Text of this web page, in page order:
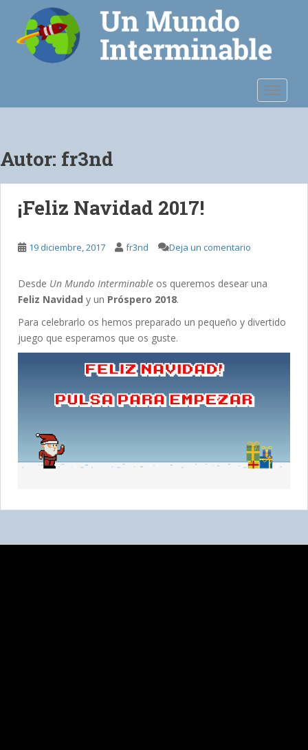
c
o
Autor: fr3nd
¡Feliz Navidad 2017!
19 diciembre, 2017 fr3nd Deja un comentario
Desde Un Mundo Interminable os queremos desear una
Feliz Navidad y un Próspero 2018.
Para celebrarlo os hemos preparado un pequeño y divertido
juego que esperamos que os guste.